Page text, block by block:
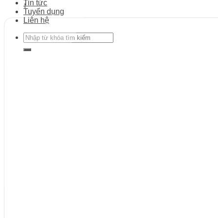
Tin tức
Tuyển dụng
Liên hệ
Search
for:
1